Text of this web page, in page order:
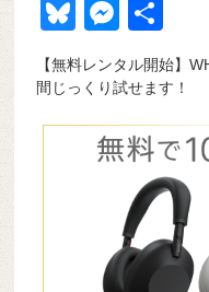
c
e
n
Bl
u
e
sk
M
e
ss
e
n
g
er
有
【無料レンタル開始】
間じっくり試せます！